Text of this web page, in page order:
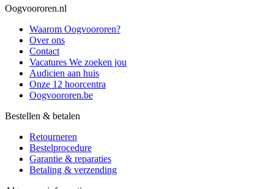
Oogvoororen.nl
Waarom Oogvoororen?
Over ons
Contact
Vacatures We zoeken jou
Audicien aan huis
Onze 12 hoorcentra
Oogvoororen.be
Bestellen & betalen
Retourneren
Bestelprocedure
Garantie & reparaties
Betaling & verzending